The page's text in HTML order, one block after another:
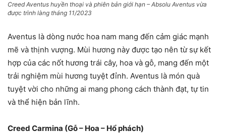
Creed Aventus huyền thoại và phiên bản giới hạn – Absolu Aventus vừa
được trình làng tháng 11/2023
Aventus là dòng nước hoa nam mang đến cảm giác mạnh
mẽ và thịnh vượng. Mùi hương này được tạo nên từ sự kết
hợp của các nốt hương trái cây, hoa và gỗ, mang đến một
trải nghiệm mùi hương tuyệt đỉnh. Aventus là món quà
tuyệt vời cho những ai mang phong cách thành đạt, tự tin
và thể hiện bản lĩnh.
Creed Carmina (Gỗ – Hoa – Hổ phách)